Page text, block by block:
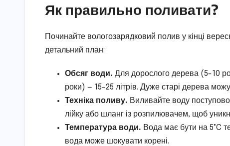
Як правильно поливати?
Починайте вологозарядковий полив у кінці
детальний план:
Обсяг води. Для дорослого дерева (5-10
роки) — 15-25 літрів. Дуже старі дерева
Техніка поливу. Виливайте воду
лійку або шланг із розпилювачем, щоб
Температура води. Вода має бути на 5°C
вода може шокувати корені.